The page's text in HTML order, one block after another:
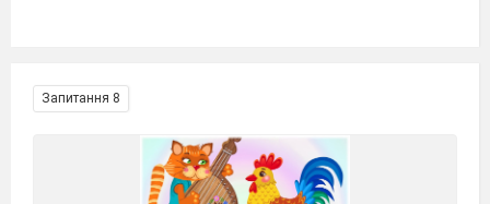
Запитання 8